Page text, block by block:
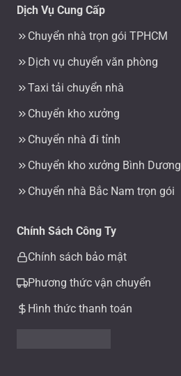
Dịch Vụ Cung Cấp
Chuyển nhà trọn gói TPHCM
Dịch vụ chuyển văn phòng
Taxi tải chuyển nhà
Chuyển kho xưởng
Chuyển nhà đi tỉnh
Chuyển kho xưởng Bình Dương
Chuyển nhà Bắc Nam trọn gói
Chính Sách Công Ty
Chính sách bảo mật
Phương thức vận chuyển
Hình thức thanh toán